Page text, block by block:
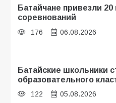
Батайчане привезли
соревнований
176 06.08.2026
Батайские школьники
образовательного
122 05.08.2026